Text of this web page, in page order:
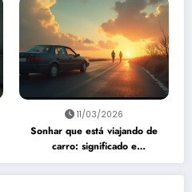
11/03/2026
Sonhar que está viajando de
carro: significado e
interpretação